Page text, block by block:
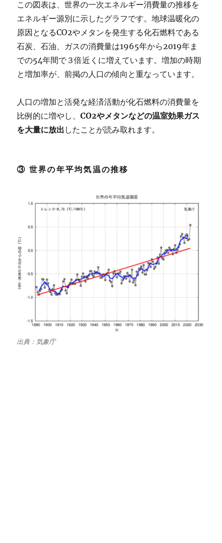
この図表は、世界の一次エネルギー消費量の推移を
エネルギー源別に示したグラフです。地球温暖化の
原因となるCO2やメタンを発生する化石燃料である
石炭、石油、ガスの消費量は1965年から2019年ま
での54年間で３倍近くに増えています。増加の時期
と増加率が、前掲の人口の傾向と重なっています。
人口の増加と活発な経済活動が化石燃料の消費量を
比例的に増やし、CO2やメタンなどの温室効果ガス
を大量に放出 したことが読み取れます。
③ 世界の年平均気温の推移
出典：気象庁